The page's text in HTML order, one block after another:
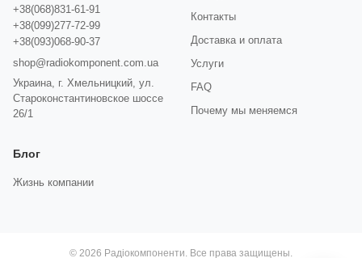
+38(068)831-61-91
+38(099)277-72-99
+38(093)068-90-37
shop@radiokomponent.com.ua
Украина, г. Хмельницкий, ул.
Староконстантиновское шоссе
26/1
Контакты
Доставка и оплата
Услуги
FAQ
Почему мы меняемся
Блог
Жизнь компании
© 2026 Радіокомпоненти. Все права защищены.